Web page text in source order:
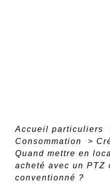
Accueil particuliers
Consommation
>
Quand mettre en
acheté avec un PTZ
conventionné ?